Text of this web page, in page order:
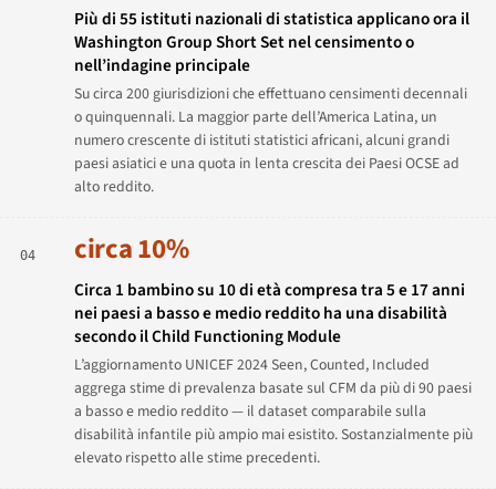
Più di 55 istituti nazionali di statistica applicano ora il
Washington Group Short Set nel censimento o
nell’indagine principale
Su circa 200 giurisdizioni che effettuano censimenti decennali
o quinquennali. La maggior parte dell’America Latina, un
numero crescente di istituti statistici africani, alcuni grandi
paesi asiatici e una quota in lenta crescita dei Paesi OCSE ad
alto reddito.
04 circa 10%
Circa 1 bambino su 10 di età compresa tra 5 e 17 anni
nei paesi a basso e medio reddito ha una disabilità
secondo il Child Functioning Module
L’aggiornamento UNICEF 2024Seen, Counted, Included
aggrega stime di prevalenza basate sul CFM da più di 90 paesi
a basso e medio reddito — il dataset comparabile sulla
disabilità infantile più ampio mai esistito. Sostanzialmente più
elevato rispetto alle stime precedenti.